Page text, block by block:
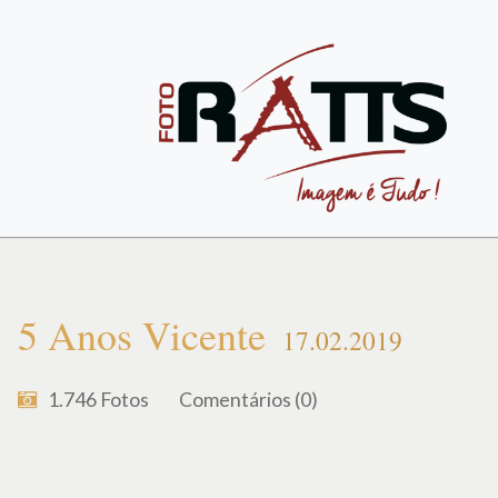
5 Anos Vicente 17.02.2019
1.746Fotos Comentários (0)